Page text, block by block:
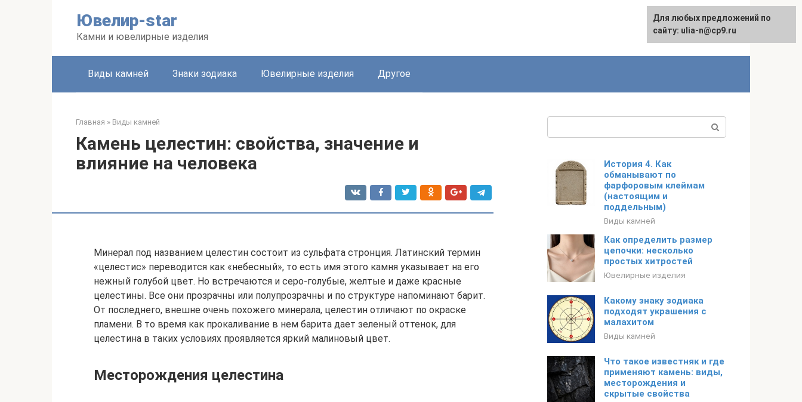
Ювелир-star
Камни и ювелирные изделия
English
Виды камней Знаки зодиака Ювелирные изделия Другое
Главная » Виды камней
Камень целестин: свойства, значение и
влияние на человека
Минерал под названием целестин состоит из сульфата стронция. Латинский термин
«целестис» переводится как «небесный», то есть имя этого камня указывает на его
нежный голубой цвет. Но встречаются и серо-голубые, желтые и даже красные
целестины. Все они прозрачны или полупрозрачны и по структуре напоминают барит.
От последнего, внешне очень похожего минерала, целестин отличают по окраске
пламени. В то время как прокаливание в нем барита дает зеленый оттенок, для
целестина в таких условиях проявляется яркий малиновый цвет.
Месторождения целестина
История 4. Как
обманывают по
фарфоровым клеймам
(настоящим и
поддельным)
Виды камней
Как определить размер
цепочки: несколько
простых хитростей
Ювелирные изделия
Какому знаку зодиака
подходят украшения с
малахитом
Виды камней
Что такое известняк и где
применяют камень: виды,
месторождения и
скрытые свойства
Для любых предложений по
сайту: ulia-n@cp9.ru